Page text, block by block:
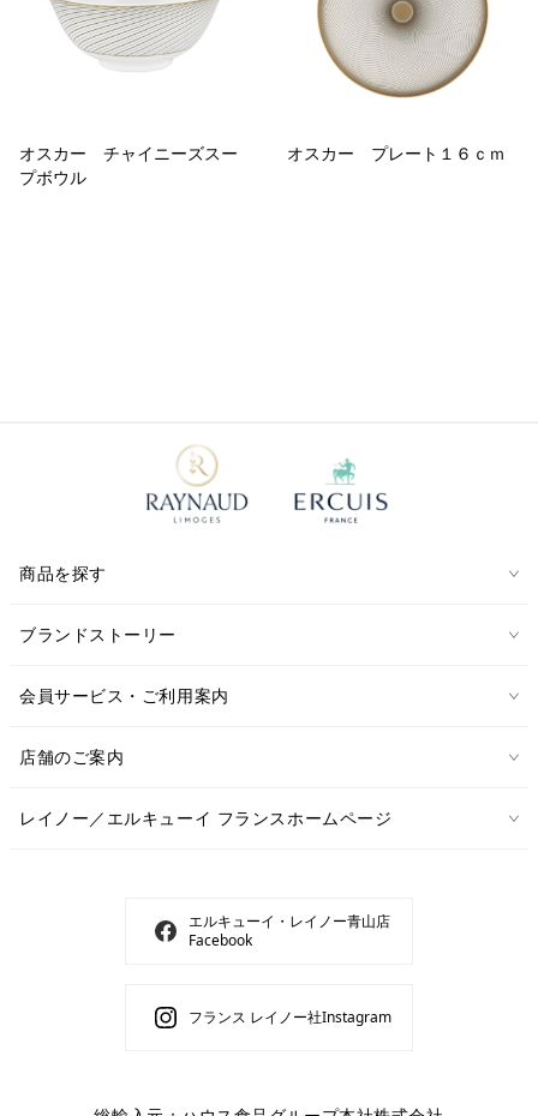
オスカー チャイニーズスー
プボウル
オスカー プレート１６ｃｍ
商品を探す
ブランドストーリー
会員サービス・ご利用案内
店舗のご案内
レイノー／エルキューイ フランスホームページ
エルキューイ・レイノー青山店
Facebook
フランス レイノー社Instagram